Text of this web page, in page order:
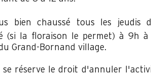
bien chaussé tous les jeudis
(si la floraison le permet) à 9h
Grand-Bornand village.
se réserve le droit d'annuler